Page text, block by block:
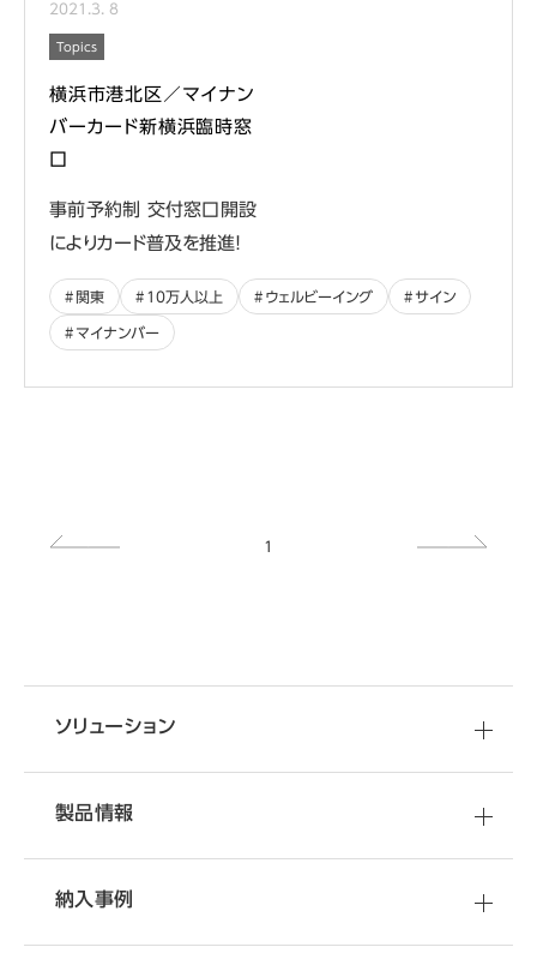
2021 3 8
Topics
横浜市港北区／マイナン
バーカード新横浜臨時窓
口
事前予約制 交付窓口開設
によりカード普及を推進！
関東 10万人以上 ウェルビーイング サイン
マイナンバー
1
オフィス移転・改善のことなら
さまざまな情報をご提供しています
ソリューション
製品情報
納入事例